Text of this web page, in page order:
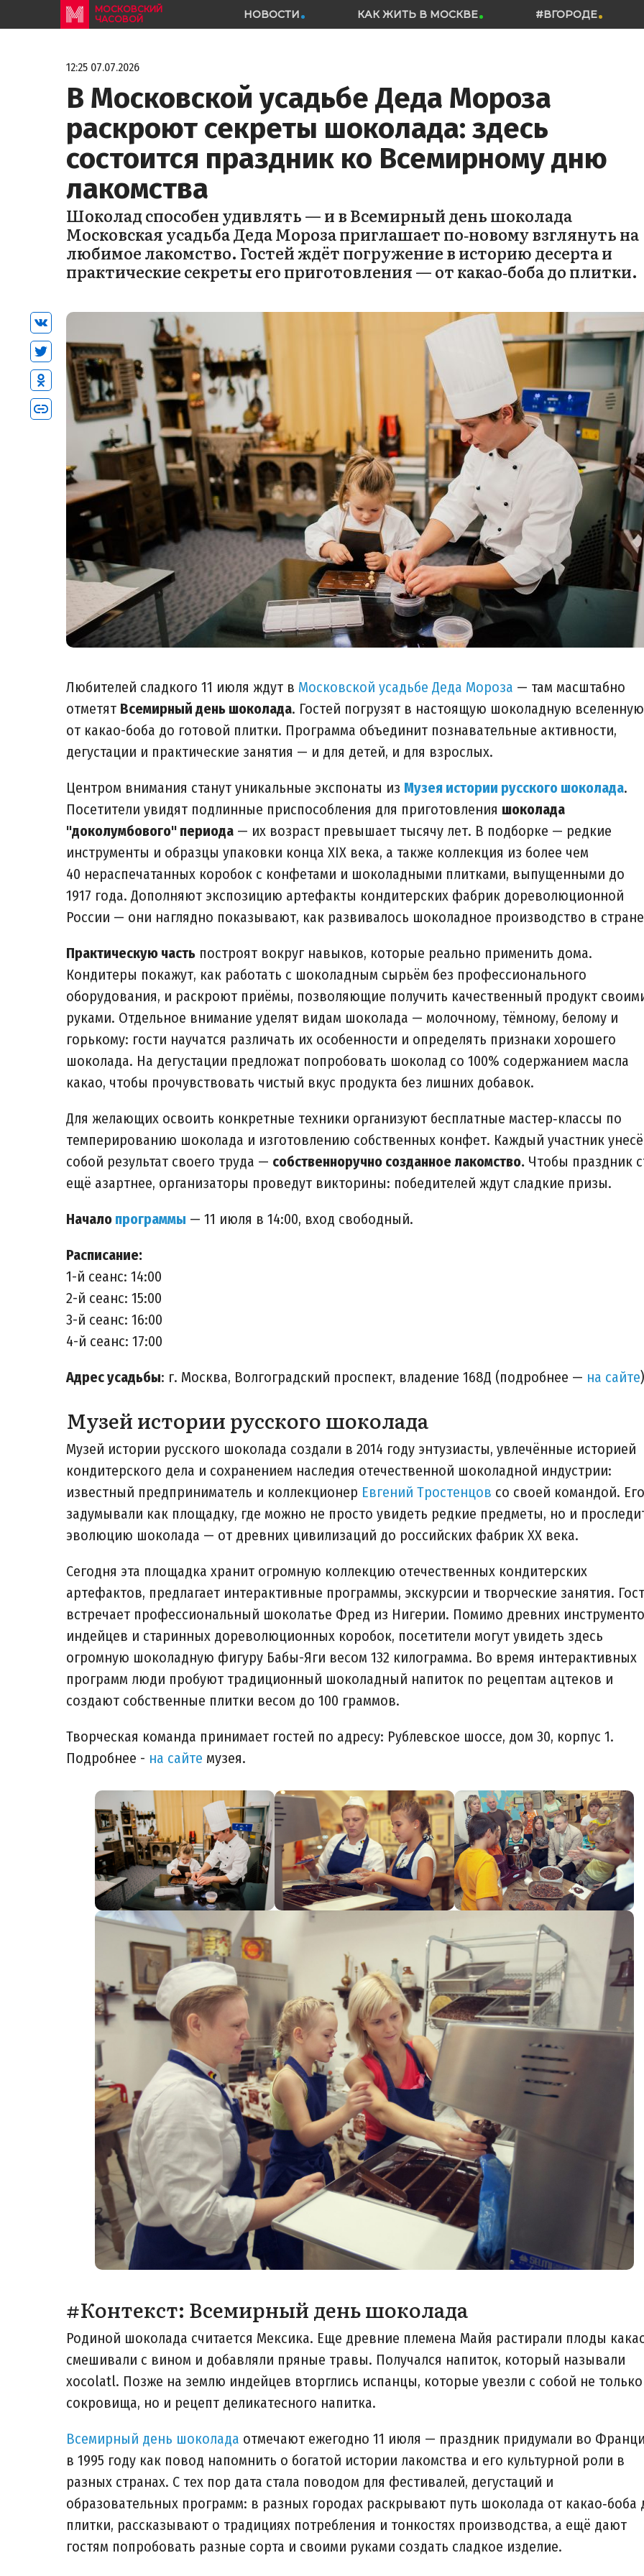
МОСКОВСКИЙ
ЧАСОВОЙ
НОВОСТИ КАК ЖИТЬ В МОСКВЕ #ВГОРОДЕ
12:25 07.07.2026
В Московской усадьбе Деда Мороза
раскроют секреты шоколада: здесь
состоится праздник ко Всемирному дню
лакомства
Шоколад способен удивлять — и в Всемирный день шоколада
Московская усадьба Деда Мороза приглашает по‑новому взглянуть на
любимое лакомство. Гостей ждёт погружение в историю десерта и
практические секреты его приготовления — от какао‑боба до плитки.
Любителей сладкого 11 июля ждут в Московской усадьбе Деда Мороза — там масштабно
отметят Всемирный день шоколада. Гостей погрузят в настоящую шоколадную
от какао-боба до готовой плитки. Программа объединит познавательные активности,
дегустации и практические занятия — и для детей, и для взрослых.
Центром внимания станут уникальные экспонаты из Музея истории русского шоколада.
Посетители увидят подлинные приспособления для приготовления шоколада
"доколумбового" периода — их возраст превышает тысячу лет. В подборке — редкие
инструменты и образцы упаковки конца XIX века, а также коллекция из более чем
40 нераспечатанных коробок с конфетами и шоколадными плитками, выпущенными до
1917 года. Дополняют экспозицию артефакты кондитерских фабрик дореволюционной
России — они наглядно показывают, как развивалось шоколадное производство в
Практическую часть построят вокруг навыков, которые реально применить дома.
Кондитеры покажут, как работать с шоколадным сырьём без профессионального
оборудования, и раскроют приёмы, позволяющие получить качественный продукт
руками. Отдельное внимание уделят видам шоколада — молочному, тёмному, белому и
горькому: гости научатся различать их особенности и определять признаки хорошего
шоколада. На дегустации предложат попробовать шоколад со 100% содержанием масла
какао, чтобы прочувствовать чистый вкус продукта без лишних добавок.
Для желающих освоить конкретные техники организуют бесплатные мастер‑классы по
темперированию шоколада и изготовлению собственных конфет. Каждый участник
собой результат своего труда — собственноручно созданное лакомство. Чтобы праздник
ещё азартнее, организаторы проведут викторины: победителей ждут сладкие призы.
Начало программы — 11 июля в 14:00, вход свободный.
Расписание:
1-й сеанс: 14:00
2-й сеанс: 15:00
3-й сеанс: 16:00
4-й сеанс: 17:00
Адрес усадьбы: г. Москва, Волгоградский проспект, владение 168Д (подробнее — на сайте
Музей истории русского шоколада
Музей истории русского шоколада создали в 2014 году энтузиасты, увлечённые историей
кондитерского дела и сохранением наследия отечественной шоколадной индустрии:
известный предприниматель и коллекционер Евгений Тростенцов со своей командой. Его
задумывали как площадку, где можно не просто увидеть редкие предметы, но и
эволюцию шоколада — от древних цивилизаций до российских фабрик XX века.
Сегодня эта площадка хранит огромную коллекцию отечественных кондитерских
артефактов, предлагает интерактивные программы, экскурсии и творческие занятия.
встречает профессиональный шоколатье Фред из Нигерии. Помимо древних
индейцев и старинных дореволюционных коробок, посетители могут увидеть здесь
огромную шоколадную фигуру Бабы-Яги весом 132 килограмма. Во время интерактивных
программ люди пробуют традиционный шоколадный напиток по рецептам ацтеков и
создают собственные плитки весом до 100 граммов.
Творческая команда принимает гостей по адресу: Рублевское шоссе, дом 30, корпус 1.
Подробнее - на сайте музея.
#Контекст: Всемирный день шоколада
Родиной шоколада считается Мексика. Еще древние племена Майя растирали плоды
смешивали с вином и добавляли пряные травы. Получался напиток, который называли
xocolatl. Позже на землю индейцев вторглись испанцы, которые увезли с собой не только
сокровища, но и рецепт деликатесного напитка.
Всемирный день шоколада отмечают ежегодно 11 июля — праздник придумали во
в 1995 году как повод напомнить о богатой истории лакомства и его культурной роли в
разных странах. С тех пор дата стала поводом для фестивалей, дегустаций и
образовательных программ: в разных городах раскрывают путь шоколада от какао‑боба
плитки, рассказывают о традициях потребления и тонкостях производства, а ещё дают
гостям попробовать разные сорта и своими руками создать сладкое изделие.